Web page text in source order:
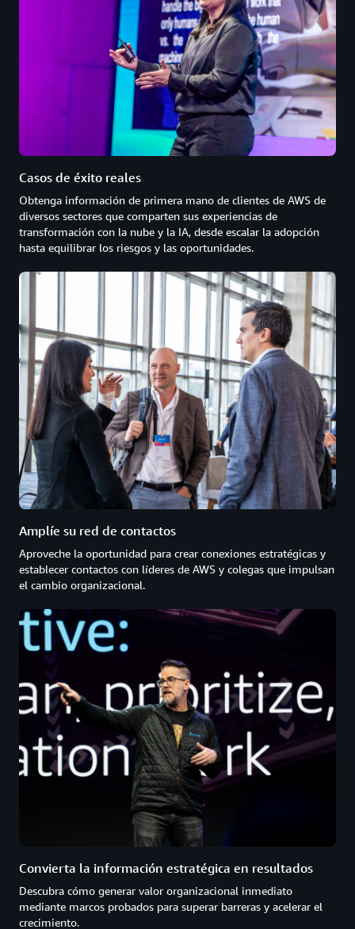
Casos de éxito reales
Obtenga información de primera mano de clientes de AWS de
diversos sectores que comparten sus experiencias de
transformación con la nube y la IA, desde escalar la adopción
hasta equilibrar los riesgos y las oportunidades.
Amplíe su red de contactos
Aproveche la oportunidad para crear conexiones estratégicas y
establecer contactos con líderes de AWS y colegas que impulsan
el cambio organizacional.
Convierta la información estratégica en resultados
Descubra cómo generar valor organizacional inmediato
mediante marcos probados para superar barreras y acelerar el
crecimiento.